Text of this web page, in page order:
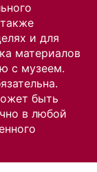
и для
материалов
с музеем.
быть
в любой